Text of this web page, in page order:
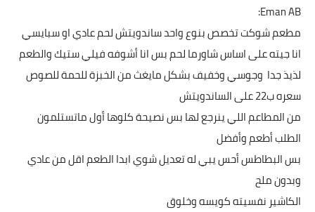
Eman AB:
مطعم شوكت تخصص بنوع واحد ساندويتش لحم عادي او سبايسي
انا جيته على اساس شاورما لحم بس انا أشوفه فيلي ستيك والطعم
لذيذ جدا وجوسي وخفيف بشكل مايغث من الخبزة للحمة للصوص
سعره ب22 على الساندويتش
من المطاعم اللي ينرجع لها بس نصيحة كلوها أول ماتستلمون
الطلب أطعم وأفضل
بس البطاطس أحس يبي له تعديل شوي ابدا الطعم اقل من عادي
وبدون ملح
الكاشير نفسيته كويسه وخلوق